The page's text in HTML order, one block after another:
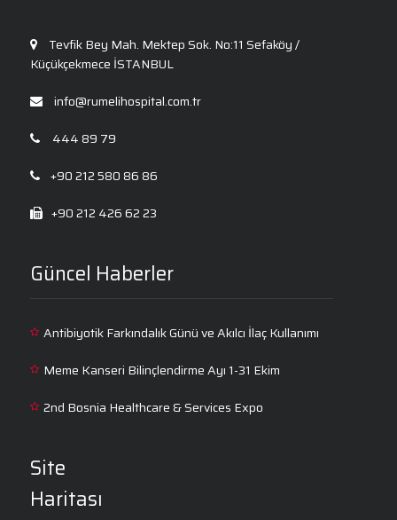
Tevfik Bey Mah. Mektep Sok. No:11 Sefaköy /
Küçükçekmece İSTANBUL
info@rumelihospital.com.tr
444 89 79
+90 212 580 86 86
+90 212 426 62 23
Güncel Haberler
Antibiyotik Farkındalık Günü ve Akılcı İlaç Kullanımı
Meme Kanseri Bilinçlendirme Ayı 1-31 Ekim
2nd Bosnia Healthcare & Services Expo
Site
Haritası